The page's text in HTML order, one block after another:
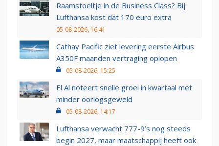
Raamstoeltje in de Business Class? Bij
Lufthansa kost dat 170 euro extra
05-08-2026, 16:41
Cathay Pacific ziet levering eerste Airbus
A350F maanden vertraging oplopen
05-08-2026, 15:25
El Al noteert snelle groei in kwartaal met
minder oorlogsgeweld
05-08-2026, 14:17
Lufthansa verwacht 777-9’s nog steeds
begin 2027, maar maatschappij heeft ook